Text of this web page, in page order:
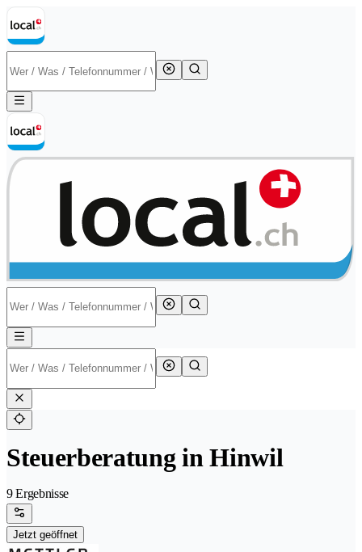
Steuerberatung in Hinwil
9 Ergebnisse
Jetzt geöffnet